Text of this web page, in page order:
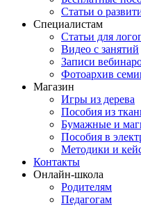
Статьи о
Специалистам
Статьи для
Видео с занятий
Записи
Фотоархив
Магазин
Игры из дерева
Пособия из
Бумажные и
Пособия в
Методики и
Контакты
Онлайн-школа
Родителям
Педагогам